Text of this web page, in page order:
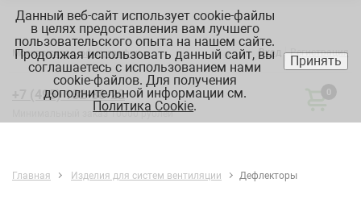
Вход Регистрация
Москва:склад, офис, график
+7 (495) 182-88-22
Минимальный заказ 10000 рублей
0
Главная Изделия для систем вентиляции Дефлекторы
Данный веб-сайт использует cookie-файлы
в целях предоставления вам лучшего
пользовательского опыта на нашем сайте.
Продолжая использовать данный сайт, вы
соглашаетесь с использованием нами
cookie-файлов. Для получения
дополнительной информации см.
Политика Cookie.
Принять